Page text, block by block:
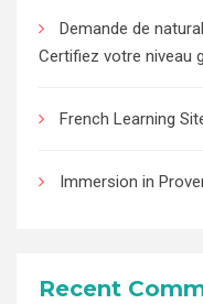
Demande de
Certifiez votre niveau
French Learning
Immersion in
Recent